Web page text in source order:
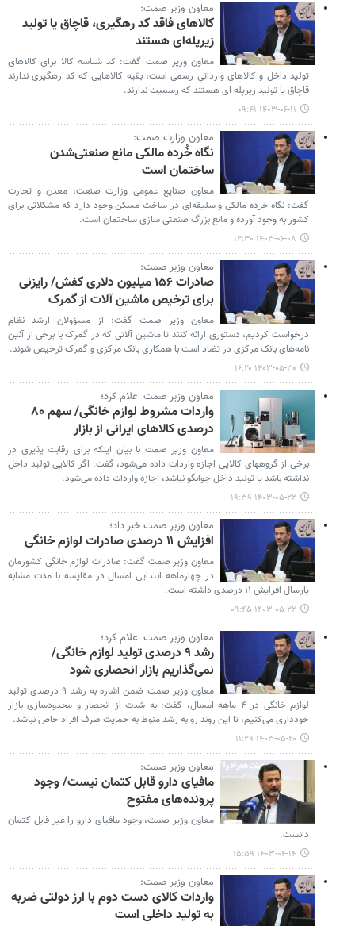
معاون وزیر صمت:
کالاهای فاقد کد رهگیری، قاچاق یا تولید
زیرپله‌ای هستند
معاون وزیر صمت گفت: کد شناسه کالا برای کالاهای
تولید داخل و کالاهای وارداتیِ رسمی است، بقیه کالاهایی که کد رهگیری ندارند
قاچاق یا تولید زیرپله ای هستند که رسمیت ندارند.
۱۴۰۳-۰۶-۱۱ ۰۹:۴۱
معاون وزارت صمت:
نگاه خُرده مالکی مانع صنعتی‌شدن
ساختمان است
معاون صنایع عمومی وزارت صنعت، معدن و تجارت
گفت: نگاه خرده مالکی و سلیقه‌ای در ساخت مسکن وجود دارد که مشکلاتی برای
کشور به وجود آورده و مانع بزرگ صنعتی سازی ساختمان است.
۱۴۰۳-۰۶-۰۸ ۱۲:۳۰
معاون وزیر صمت:
صادرات ۱۵۶ میلیون دلاری کفش/ رایزنی
برای ترخیص ماشین آلات از گمرک
معاون وزیر صمت گفت: از مسؤولان ارشد نظام
درخواست کردیم، دستوری ارائه کنند تا ماشین آلاتی که در گمرک با برخی از آئین
نامه‌های بانک مرکزی در تضاد است با همکاری بانک مرکزی و گمرک ترخیص شوند.
۱۴۰۳-۰۵-۳۰ ۱۶:۲۰
معاون وزیر صمت اعلام کرد؛
واردات مشروط لوازم خانگی/ سهم ۸۰
درصدی کالاهای ایرانی از بازار
معاون وزیر صمت با بیان اینکه برای رقابت پذیری در
برخی از گروههای کالایی اجازه واردات داده می‌شود، گفت: اگر کالایی تولید داخل
نداشته باشد یا تولید داخل جوابگو نباشد، اجازه واردات داده می‌شود.
۱۴۰۳-۰۵-۲۲ ۱۹:۳۹
معاون وزیر صمت خبر داد؛
افزایش ۱۱ درصدی صادرات لوازم خانگی
معاون وزیر صمت گفت: صادرات لوازم خانگی کشورمان
در چهارماهه ابتدایی امسال در مقایسه با مدت مشابه
پارسال افزایش ۱۱ درصدی داشته است.
۱۴۰۳-۰۵-۲۲ ۰۹:۴۵
معاون وزیر صمت اعلام کرد؛
رشد ۹ درصدی تولید لوازم خانگی/
نمی‌گذاریم بازار انحصاری شود
معاون وزیر صمت ضمن اشاره به رشد ۹ درصدی تولید
لوازم خانگی در ۴ ماهه امسال، گفت: به شدت از انحصار و محدودسازی بازار
خودداری می‌کنیم، تا این روند رو به رشد منوط به حمایت صرف افراد خاص نباشد.
۱۴۰۳-۰۵-۲۰ ۱۱:۲۹
معاون وزیر صمت:
مافیای دارو قابل کتمان نیست/ وجود
پرونده‌های مفتوح
معاون وزیر صمت، وجود مافیای دارو را غیر قابل کتمان
دانست.
۱۴۰۳-۰۴-۱۴ ۱۵:۵۹
معاون وزیر صمت:
واردات کالای دست دوم با ارز دولتی ضربه
به تولید داخلی است